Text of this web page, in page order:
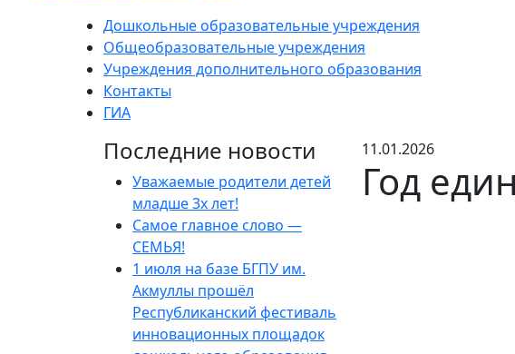
Дошкольные образовательные учреждения
Общеобразовательные учреждения
Учреждения дополнительного образования
Контакты
ГИА
11.01.2026
Год
Последние новости
Уважаемые родители детей
младше 3х лет!
Самое главное слово —
СЕМЬЯ!
1 июля на базе БГПУ им.
Акмуллы прошёл
Республиканский фестиваль
инновационных площадок